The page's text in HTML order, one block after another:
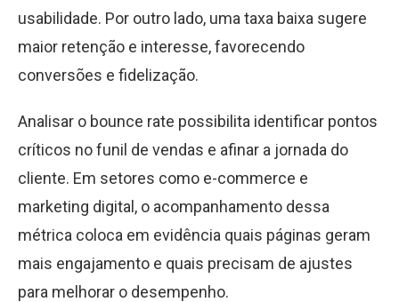
usabilidade. Por outro lado, uma taxa baixa sugere
maior retenção e interesse, favorecendo
conversões e fidelização.
Analisar o bounce rate possibilita identificar pontos
críticos no funil de vendas e afinar a jornada do
cliente. Em setores como e-commerce e
marketing digital, o acompanhamento dessa
métrica coloca em evidência quais páginas geram
mais engajamento e quais precisam de ajustes
para melhorar o desempenho.